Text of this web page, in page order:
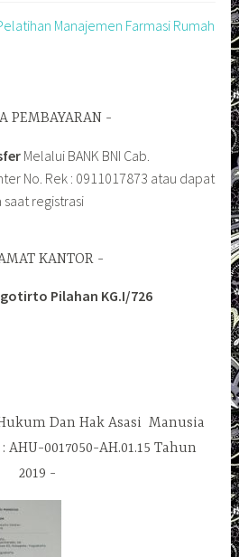
Manajemen Farmasi Rumah
PEMBAYARAN
Melalui BANK BNI Cab.
No. Rek : 0911017873 atau dapat
saat registrasi
KANTOR
Pilahan KG.I/726
Dan Hak Asasi Manusia
0017050-AH.01.15 Tahun
2019